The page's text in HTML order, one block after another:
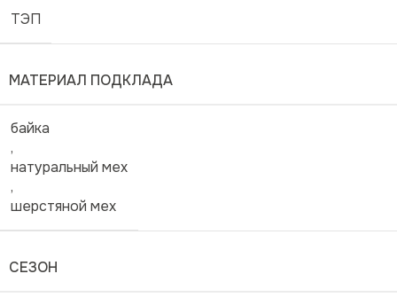
ТЭП
МАТЕРИАЛ ПОДКЛАДА
байка
,
натуральный мех
,
шерстяной мех
СЕЗОН